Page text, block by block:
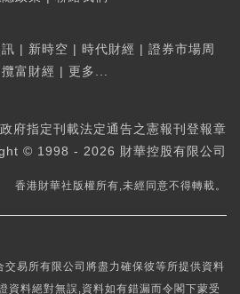
| 新時空 | 時代財經 | 證券市場周
攬富財經 | 更多...
府指定刊載法定通告之憲報刊登報章
© 1998 - 2026 財華控股有限公司
香港財華社版權所有,未經同意不得轉載。
交易所有限公司將盡力確保彼等所提供資料
資料絕對無誤,資料如有錯漏而令閣下蒙受